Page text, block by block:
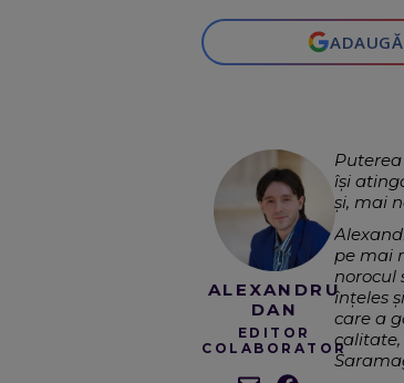
ADAUGĂ
ALEXANDRU
DAN
EDITOR
COLABORATOR
își
și, mai
pe mai
norocul
înțeles
care a
calitate,